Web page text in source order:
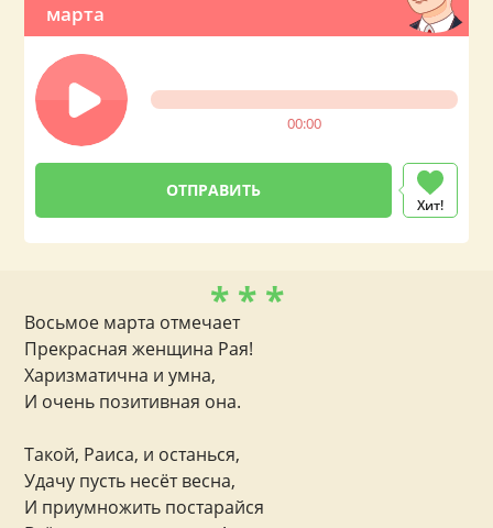
марта
00:00
Хит!
* * *
Восьмое марта отмечает
Прекрасная женщина Рая!
Харизматична и умна,
И очень позитивная она.
Такой, Раиса, и останься,
Удачу пусть несёт весна,
И приумножить постарайся